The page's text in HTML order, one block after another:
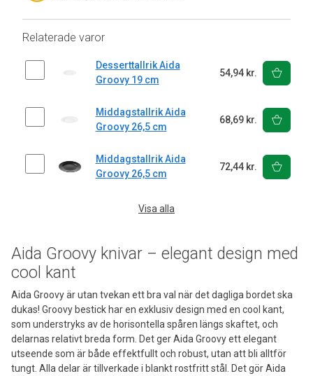
Aida Groovy knivar – elegant design med
cool kant
Aida Groovy är utan tvekan ett bra val när det dagliga bordet ska
dukas! Groovy bestick har en exklusiv design med en cool kant,
som understryks av de horisontella spåren längs skaftet, och
delarnas relativt breda form. Det ger Aida Groovy ett elegant
utseende som är både effektfullt och robust, utan att bli alltför
tungt. Alla delar är tillverkade i blankt rostfritt stål. Det gör Aida
Relaterade varor
Desserttallrik Aida
Groovy 19 cm
54,94 kr.
Middagstallrik Aida
Groovy 26,5 cm
68,69 kr.
Middagstallrik Aida
Groovy 26,5 cm
72,44 kr.
Visa alla